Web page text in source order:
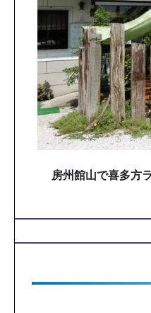
房州館山で喜多方